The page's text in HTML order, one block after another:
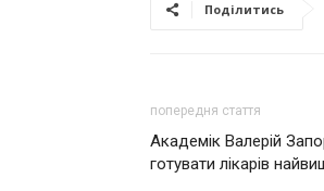
Поділитись
попередня стаття
Академік Валерій
готувати лікарів